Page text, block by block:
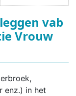
vab
Vrouw
enz.) in het